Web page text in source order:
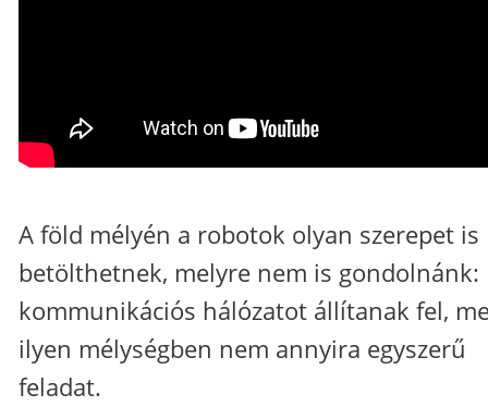
A föld mélyén a robotok olyan szerepet is
betölthetnek, melyre nem is gondolnánk:
kommunikációs hálózatot állítanak fel,
ilyen mélységben nem annyira egyszerű
feladat.